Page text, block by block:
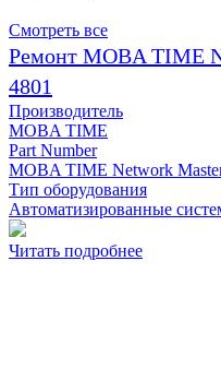
Смотреть все
Ремонт MOBA TIME
4801
Производитель
MOBA TIME
Part Number
MOBA TIME Network
Тип оборудования
Автоматизированные
Читать подробнее